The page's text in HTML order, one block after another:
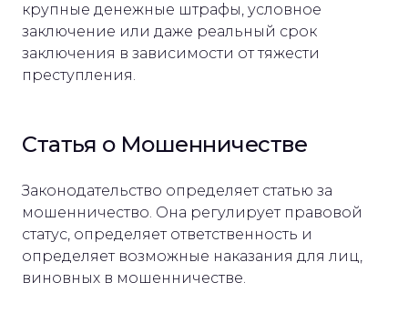
крупные денежные штрафы, условное
заключение или даже реальный срок
заключения в зависимости от тяжести
преступления.
Статья о Мошенничестве
Законодательство определяет статью за
мошенничество. Она регулирует правовой
статус, определяет ответственность и
определяет возможные наказания для лиц,
виновных в мошенничестве.